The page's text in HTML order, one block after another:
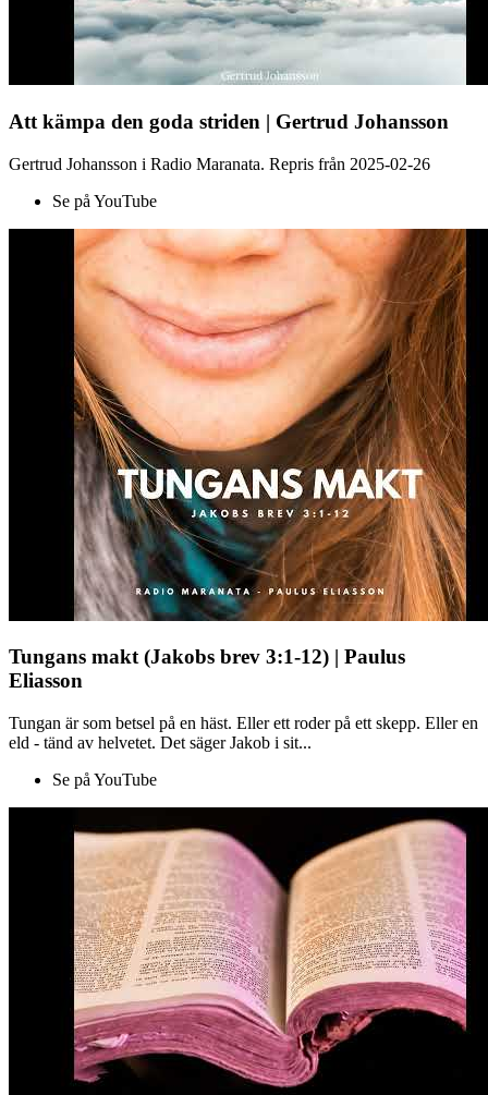
Att kämpa den goda striden | Gertrud Johansson
Gertrud Johansson i Radio Maranata. Repris från 2025-02-26
Se på YouTube
Tungans makt (Jakobs brev 3:1-12) | Paulus
Eliasson
Tungan är som betsel på en häst. Eller ett roder på ett skepp. Eller en
eld - tänd av helvetet. Det säger Jakob i sit...
Se på YouTube